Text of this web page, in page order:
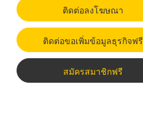
ติดต่อลงโฆษณา
ติดต่อขอเพิ่มข้อมูลธุรกิจฟรี
สมัครสมาชิกฟรี